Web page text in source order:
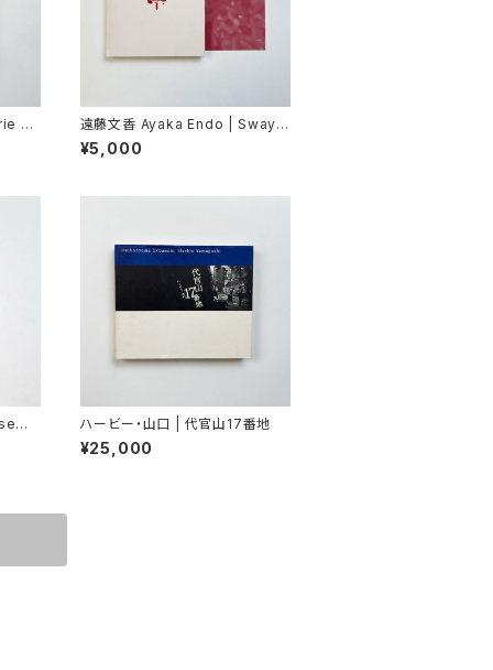
Na
遠藤文香 Ayaka Endo | Swayin
g Flowers
¥5,000
ハービー・山口 | 代官山17番地
¥25,000